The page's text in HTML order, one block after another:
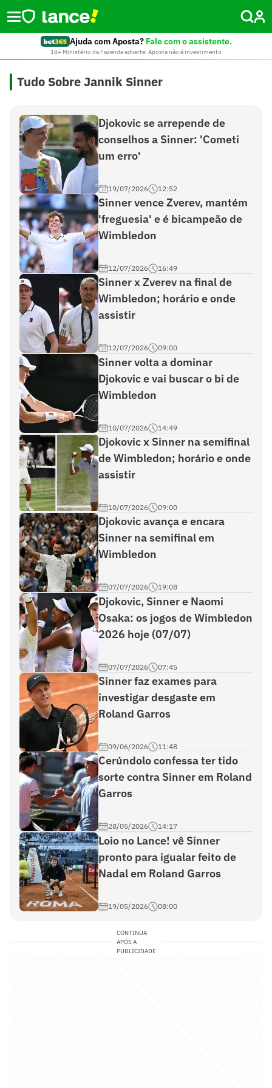
Ajuda com Aposta? Fale com o assistente.
18+ Ministério da Fazenda adverte: Aposta não é investimento
Tudo Sobre Jannik Sinner
Djokovic se arrepende de
conselhos a Sinner: 'Cometi
um erro'
19/07/2026 12:52
Sinner vence Zverev, mantém
'freguesia' e é bicampeão de
Wimbledon
12/07/2026 16:49
Sinner x Zverev na final de
Wimbledon; horário e onde
assistir
12/07/2026 09:00
Sinner volta a dominar
Djokovic e vai buscar o bi de
Wimbledon
10/07/2026 14:49
Djokovic x Sinner na semifinal
de Wimbledon; horário e onde
assistir
10/07/2026 09:00
Djokovic avança e encara
Sinner na semifinal em
Wimbledon
07/07/2026 19:08
Djokovic, Sinner e Naomi
Osaka: os jogos de Wimbledon
2026 hoje (07/07)
07/07/2026 07:45
Sinner faz exames para
investigar desgaste em
Roland Garros
09/06/2026 11:48
Cerúndolo confessa ter tido
sorte contra Sinner em Roland
Garros
28/05/2026 14:17
Loio no Lance! vê Sinner
pronto para igualar feito de
Nadal em Roland Garros
19/05/2026 08:00
CONTINUA
APÓS A
PUBLICIDADE